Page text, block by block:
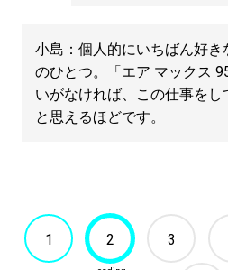
小島：個人的にいちばん好き
のひとつ。「エア マックス
いがなければ、この仕事をし
と思えるほどです。
1 2 3